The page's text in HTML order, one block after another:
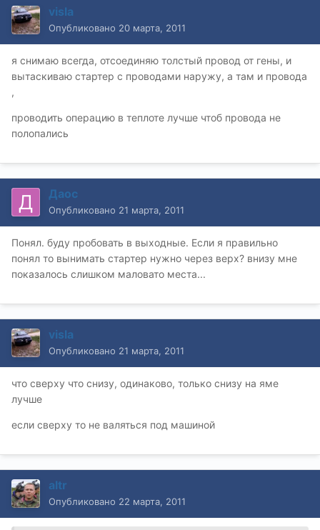
visla
Опубликовано 20 марта, 2011
я снимаю всегда, отсоединяю толстый провод от гены, и
вытаскиваю стартер с проводами наружу, а там и провода
,
проводить операцию в теплоте лучше чтоб провода не
полопались
Даос
Опубликовано 21 марта, 2011
Понял. буду пробовать в выходные. Если я правильно
понял то вынимать стартер нужно через верх? внизу мне
показалось слишком маловато места...
visla
Опубликовано 21 марта, 2011
что сверху что снизу, одинаково, только снизу на яме
лучше
если сверху то не валяться под машиной
altr
Опубликовано 22 марта, 2011